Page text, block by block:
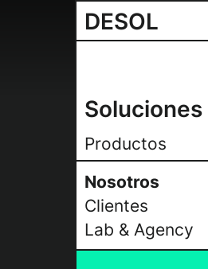
DESOL
Soluciones
Productos
Nosotros
Clientes
Lab & Agency